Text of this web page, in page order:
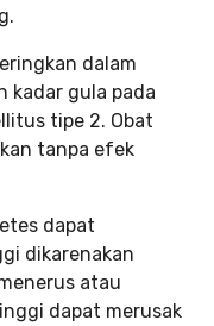
dalam
kadar gula pada
tipe 2. Obat
tanpa efek
dapat
dikarenakan
atau
dapat merusak